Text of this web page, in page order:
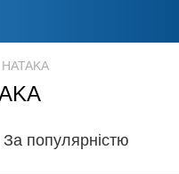
HATAKA
За популярністю